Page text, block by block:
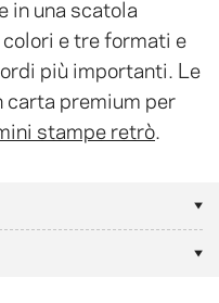
in una scatola
e tre formati e
più importanti. Le
carta premium per
stampe retrò.